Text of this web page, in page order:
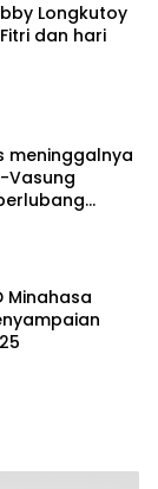
Longkutoy
dan hari
meninggalnya
Vasung
Minahasa